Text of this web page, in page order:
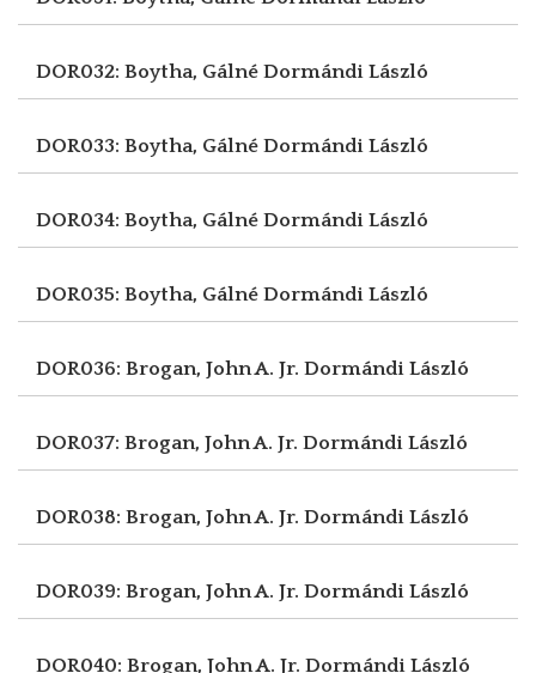
DOR032: Boytha, Gálné Dormándi László
DOR033: Boytha, Gálné Dormándi László
DOR034: Boytha, Gálné Dormándi László
DOR035: Boytha, Gálné Dormándi László
DOR036: Brogan, John A. Jr. Dormándi László
DOR037: Brogan, John A. Jr. Dormándi László
DOR038: Brogan, John A. Jr. Dormándi László
DOR039: Brogan, John A. Jr. Dormándi László
DOR040: Brogan, John A. Jr. Dormándi László